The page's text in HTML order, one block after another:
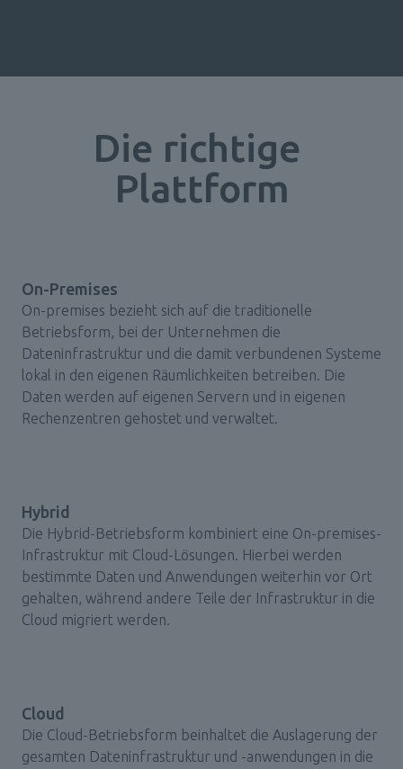
Die richtige
Plattform
On-Premises
On-premises bezieht sich auf die traditionelle
Betriebsform, bei der Unternehmen die
Dateninfrastruktur und die damit verbundenen Systeme
lokal in den eigenen Räumlichkeiten betreiben. Die
Daten werden auf eigenen Servern und in eigenen
Rechenzentren gehostet und verwaltet.
Hybrid
Die Hybrid-Betriebsform kombiniert eine On-premises-
Infrastruktur mit Cloud-Lösungen. Hierbei werden
bestimmte Daten und Anwendungen weiterhin vor Ort
gehalten, während andere Teile der Infrastruktur in die
Cloud migriert werden.
Cloud
Die Cloud-Betriebsform beinhaltet die Auslagerung der
gesamten Dateninfrastruktur und -anwendungen in die